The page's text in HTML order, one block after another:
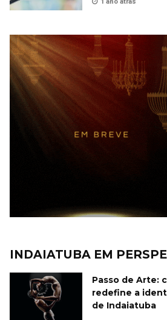
INDAIATUBA EM
Passo de Arte:
redefine a
de Indaiatuba